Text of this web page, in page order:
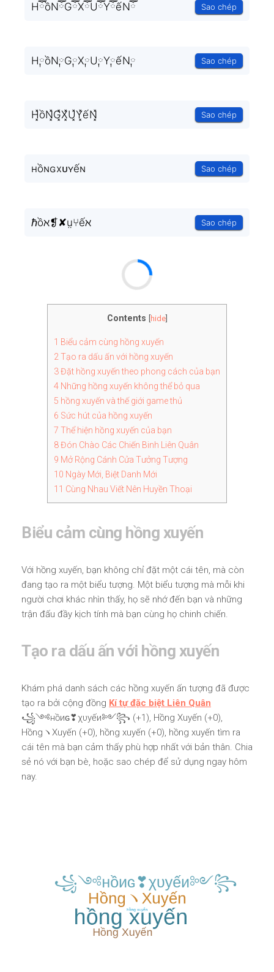
HཽồNཽGཽXཽUཽYཽếNཽ Sao chép
H༙ồN༙G༙X༙U༙Y༙ếN༙ Sao chép
H͓̽ồN͓̽G͓̽X͓̽U͓̽Y͓̽ếN͓̽ Sao chép
ʜồɴɢxᴜʏếɴ Sao chép
ℏồℵ❡✘ṳ⑂ếℵ Sao chép
Contents hide]
1 Biểu cảm cùng hồng xuyến
2Tạo ra dấu ấn với hồng xuyến
3Đặt hồng xuyến theo phong cách của bạn
4 Những hồng xuyến không thể bỏ qua
5 hồng xuyến và thế giới game thủ
6 Sức hút của hồng xuyến
7 Thể hiện hồng xuyến của bạn
8Đón Chào Các Chiến Binh Liên Quân
9 Mở Rộng Cánh Cửa Tưởng Tượng
10 Ngày Mới, Biệt Danh Mới
11 Cùng Nhau Viết Nên Huyền Thoại
Biểu cảm cùng hồng xuyến
Với hồng xuyến, bạn không chỉ đặt một cái tên, mà còn
đang tạo ra một biểu tượng. Một biểu tượng mà mỗi khi
người chơi khác nhìn thấy, họ sẽ nhớ đến bạn và những
trận đấu đầy kịch tính mà bạn cùng họ chinh chiến.
Tạo ra dấu ấn với hồng xuyến
Khám phá danh sách các hồng xuyến ấn tượng đã được
tạo ra bởi cộng đồng Kí tự đặc biệt Liên Quân
꧁༺нồиɢ❣χυуếи༻꧂ (+1), Hồng Xuyến (+0),
HồngヽXuyến (+0), hồng xuyến (+0), hồng xuyến tìm ra
cái tên mà bạn cảm thấy phù hợp nhất với bản thân. Chia
sẻ nó với bạn bè, hoặc sao chép để sử dụng ngay hôm
nay.